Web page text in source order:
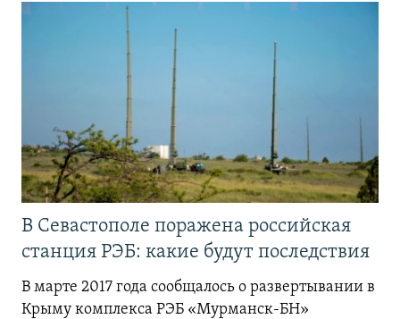
В Севастополе поражена российская
станция РЭБ: какие будут последствия
В марте 2017 года сообщалось о развертывании в
Крыму комплекса РЭБ «Мурманск-БН»